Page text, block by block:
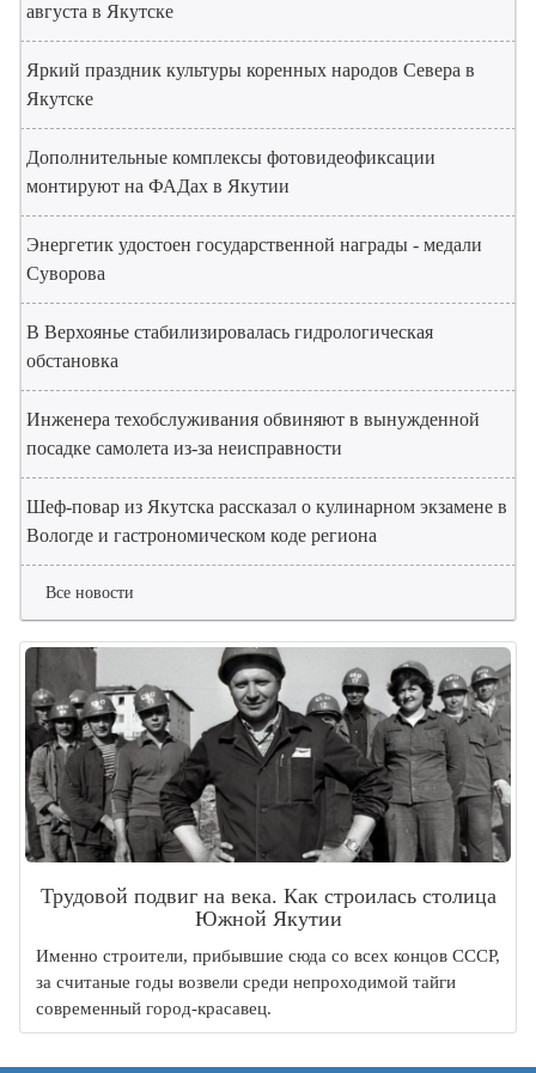
августа в Якутске
Яркий праздник культуры коренных народов Севера в
Якутске
Дополнительные комплексы фотовидеофиксации
монтируют на ФАДах в Якутии
Энергетик удостоен государственной награды - медали
Суворова
В Верхоянье стабилизировалась гидрологическая
обстановка
Инженера техобслуживания обвиняют в вынужденной
посадке самолета из-за неисправности
Шеф-повар из Якутска рассказал о кулинарном экзамене в
Вологде и гастрономическом коде региона
Все новости
Трудовой подвиг на века. Как строилась столица
Южной Якутии
Именно строители, прибывшие сюда со всех концов СССР,
за считаные годы возвели среди непроходимой тайги
современный город-красавец.